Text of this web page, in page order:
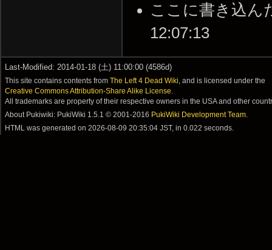
ここに書き込ん
12:07:13
Last-Modified: 2014-01-18 (土) 11:00:00 (4586d)
This site contains contents fromThe Left 4 Dead Wiki , and is licensed under the
Creative Commons Attribution-Share Alike License
All trademarks are property of their respective owners in the USA and other
About Pukiwiki: PukiWiki 1.5.1 © 2001-2016 PukiWiki Development Team
HTML was generated on2026-08-09 20:35:04 JST, in 0.022 seconds.